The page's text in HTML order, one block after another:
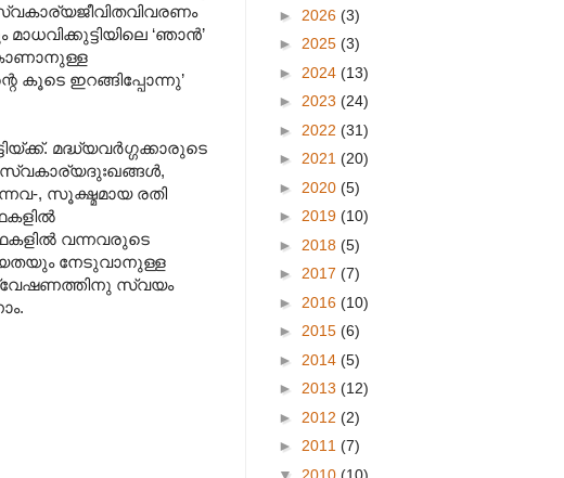
‘ഞാൻ’
കാണാനുള്ള
ഇറങ്ങിപ്പോന്നു’
മദ്ധ്യവർഗ്ഗക്കാരുടെ
സ്വകാര്യദുഃഖങ്ങൾ,
, സൂക്ഷ്മമായ രതി
വന്നവരുടെ
നേടുവാനുള്ള
സ്വയം
► 2026 (3)
► 2025 (3)
► 2024 (13)
► 2023 (24)
► 2022 (31)
► 2021 (20)
► 2020 (5)
► 2019 (10)
► 2018 (5)
► 2017 (7)
► 2016 (10)
► 2015 (6)
► 2014 (5)
► 2013 (12)
► 2012 (2)
► 2011 (7)
▼ 2010 (10)